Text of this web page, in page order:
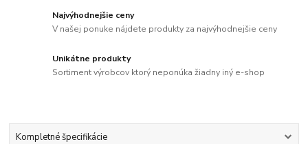
Najvýhodnejšie ceny
V našej ponuke nájdete produkty za najvýhodnejšie ceny
Unikátne produkty
Sortiment výrobcov ktorý neponúka žiadny iný e-shop
Kompletné špecifikácie